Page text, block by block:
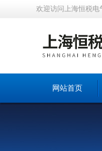
欢迎访问上海恒税电
网站首页